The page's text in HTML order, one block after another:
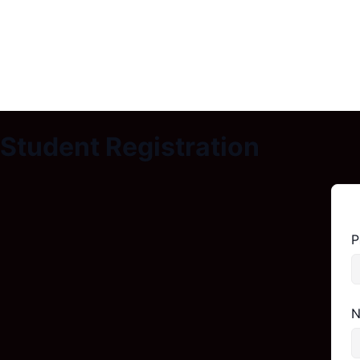
Student Registration